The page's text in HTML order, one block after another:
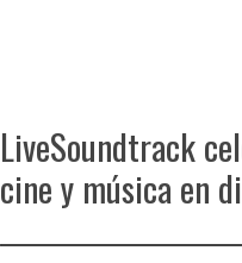
LiveSoundtrack
cine y música en